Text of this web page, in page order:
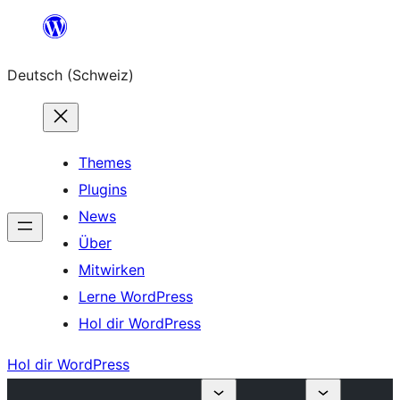
springen
Deutsch (Schweiz)
Themes
Plugins
News
Über
Mitwirken
Lerne WordPress
Hol dir WordPress
Hol dir WordPress